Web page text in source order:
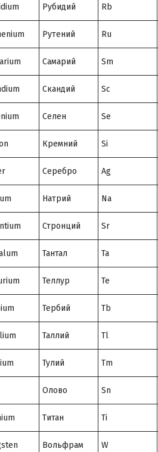
Рубидий Rb
Рутений Ru
Самарий Sm
Скандий Sc
Селен Se
Кремний Si
Серебро Ag
Натрий Na
Стронций Sr
Тантал Ta
Теллур Te
Тербий Tb
Таллий Tl
Тулий Tm
Олово Sn
Титан Ti
Вольфрам W